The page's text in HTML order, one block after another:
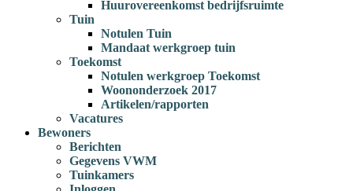
Huurovereenkomst bedrijfsruimte
Tuin
Notulen Tuin
Mandaat werkgroep tuin
Toekomst
Notulen werkgroep Toekomst
Woononderzoek 2017
Artikelen/rapporten
Vacatures
Bewoners
Berichten
Gegevens VWM
Tuinkamers